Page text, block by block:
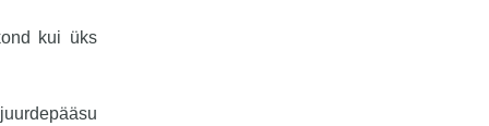
kui üks